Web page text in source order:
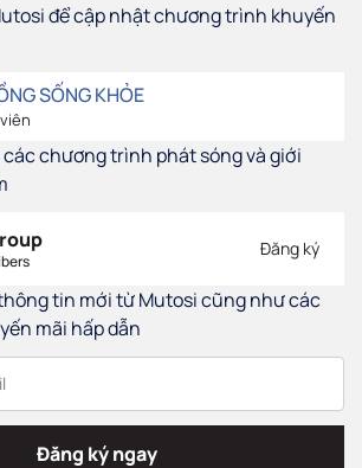
để cập nhật chương trình khuyến
SỐNG KHỎE
chương trình phát sóng và giới
Đăng ký
tin mới từ Mutosi cũng như các
mãi hấp dẫn
Đăng ký ngay